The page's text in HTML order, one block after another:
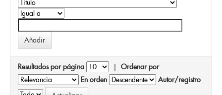
Resultados por página | Ordenar por
En orden
Autor/registro